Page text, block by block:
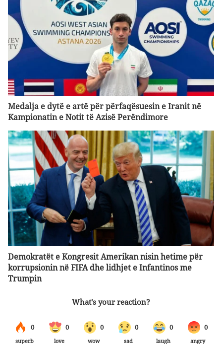
Medalja e dytë e artë për përfaqësuesin e Iranit në
Kampionatin e Notit të Azisë Perëndimore
Demokratët e Kongresit Amerikan nisin hetime për
korrupsionin në FIFA dhe lidhjet e Infantinos me
Trumpin